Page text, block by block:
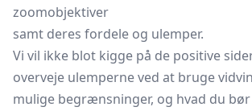
zoomobjektiver
samt deres fordele og ulemper.
Vi vil ikke blot kigge på de positive
overveje ulemperne ved at bruge
mulige begrænsninger, og hvad du bør